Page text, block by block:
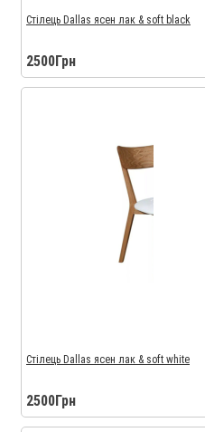
Стілець Dallas ясен лак & soft black
2500Грн
Стілець Dallas ясен лак & soft white
2500Грн